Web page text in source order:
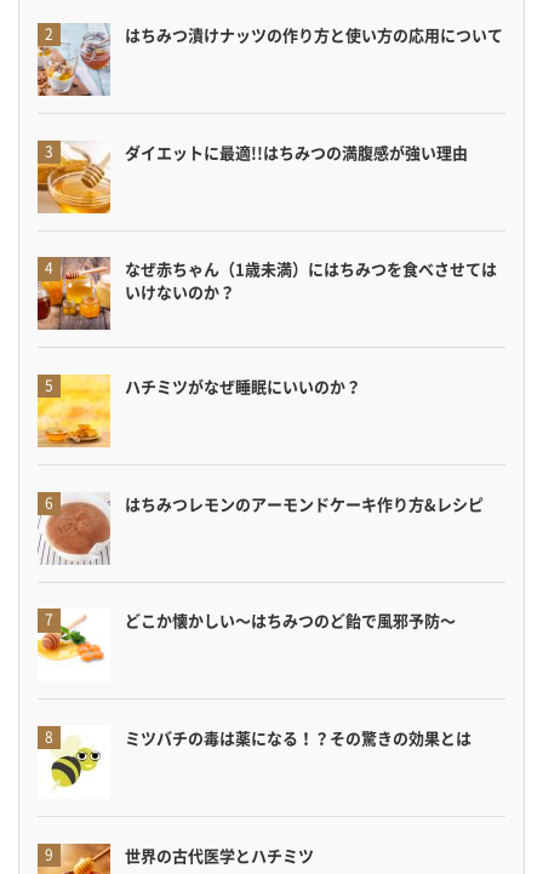
はちみつ漬けナッツの作り方と使い方の応用について
ダイエットに最適!!はちみつの満腹感が強い理由
なぜ赤ちゃん（1歳未満）にはちみつを食べさせては
いけないのか？
ハチミツがなぜ睡眠にいいのか？
はちみつレモンのアーモンドケーキ作り方&レシピ
どこか懐かしい〜はちみつのど飴で風邪予防〜
ミツバチの毒は薬になる！？その驚きの効果とは
世界の古代医学とハチミツ